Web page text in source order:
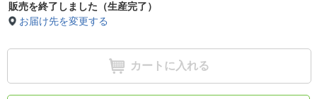
販売を終了しました（生産完了）
お届け先を変更する
カートに入れる